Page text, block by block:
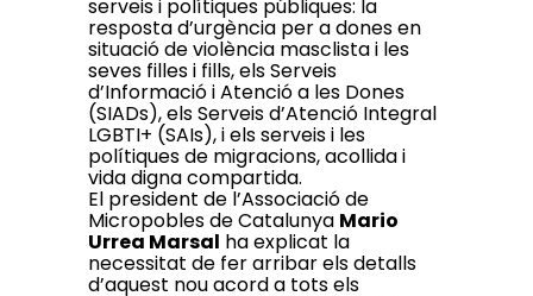
serveis i polítiques públiques: la
resposta d’urgència per a dones en
situació de violència masclista i les
seves filles i fills, els Serveis
d’Informació i Atenció a les Dones
(SIADs), els Serveis d’Atenció Integral
LGBTI+ (SAIs), i els serveis i les
polítiques de migracions, acollida i
vida digna compartida.
El president de l’Associació de
Micropobles de Catalunya Mario
Urrea Marsal ha explicat la
necessitat de fer arribar els detalls
d’aquest nou acord a tots els